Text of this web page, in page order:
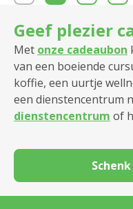
Geef plezier
Met onze cadeaubon
van een boeiende
koffie, een uurtje
een dienstencentrum
dienstencentrum of